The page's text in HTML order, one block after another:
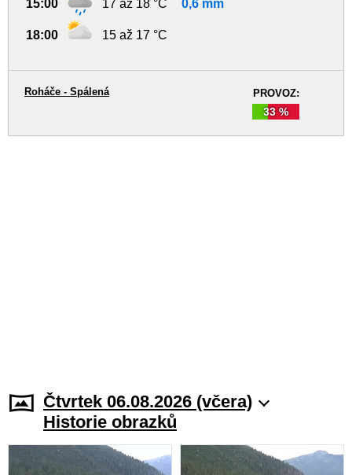
15:00 17 až 18 °C 0,6 mm
18:00 15 až 17 °C
PROVOZ:
33 %
Roháče - Spálená
Čtvrtek 06.08.2026 (včera)
Historie obrazků